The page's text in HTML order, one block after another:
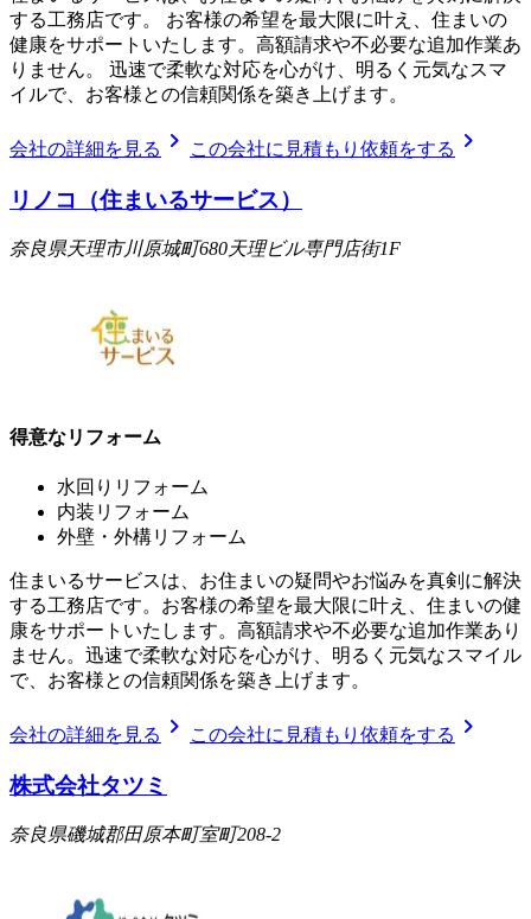
する工務店です。 お客様の希望を最大限に叶え、住まいの
健康をサポートいたします。高額請求や不必要な追加作業あ
りません。 迅速で柔軟な対応を心がけ、明るく元気なスマ
イルで、お客様との信頼関係を築き上げます。
会社の詳細を見る chevron_right この会社に見積もり依頼をする chevron_right
リノコ（住まいるサービス）
奈良県天理市川原城町680天理ビル専門店街1F
得意なリフォーム
水回りリフォーム
内装リフォーム
外壁・外構リフォーム
住まいるサービスは、お住まいの疑問やお悩みを真剣に解決
する工務店です。お客様の希望を最大限に叶え、住まいの健
康をサポートいたします。高額請求や不必要な追加作業あり
ません。迅速で柔軟な対応を心がけ、明るく元気なスマイル
で、お客様との信頼関係を築き上げます。
会社の詳細を見る chevron_right この会社に見積もり依頼をする chevron_right
株式会社タツミ
奈良県磯城郡田原本町室町208-2